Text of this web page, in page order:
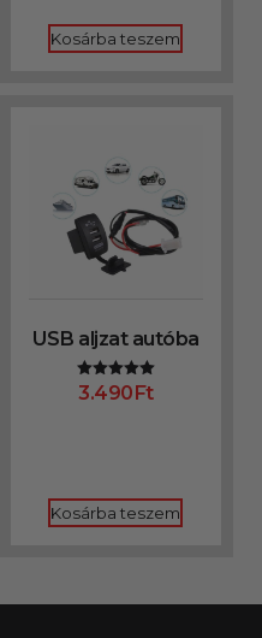
Kosárba teszem
USB aljzat autóba
Értékelés:
5.00
3.490Ft
Kosárba teszem